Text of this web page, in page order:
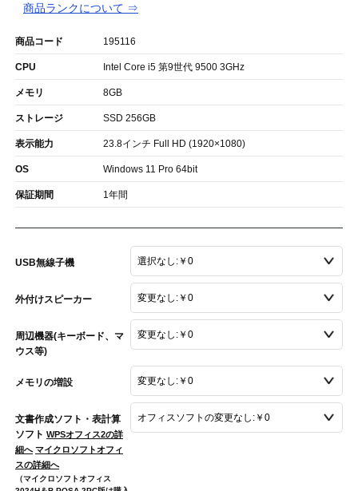
商品ランクについて ⇒
商品コード 195116
CPU Intel Core i5 第9世代 9500 3GHz
メモリ 8GB
ストレージ SSD 256GB
表示能力 23.8インチ Full HD (1920×1080)
OS Windows 11 Pro 64bit
保証期間 1年間
USB無線子機
外付けスピーカー
周辺機器(キーボード、マ
ウス等)
メモリの増設
文書作成ソフト・表計算
ソフト WPSオフィス2の詳
細へ マイクロソフトオフィ
スの詳細へ
（マイクロソフトオフィス